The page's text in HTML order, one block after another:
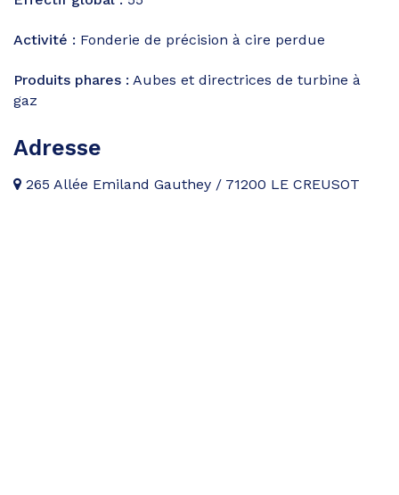
Activité : Fonderie de précision à cire perdue
Produits phares : Aubes et directrices de turbine à
gaz
Adresse
265 Allée Emiland Gauthey / 71200 LE CREUSOT